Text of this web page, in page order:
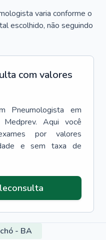
varia conforme o
escolhido, não seguindo
com valores
Pneumologista
em
Aqui você
por valores
e sem taxa de
- BA